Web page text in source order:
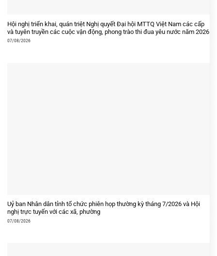
Hội nghị triển khai, quán triệt Nghị quyết Đại hội MTTQ Việt Nam các cấp
và tuyên truyền các cuộc vận động, phong trào thi đua yêu nước năm 2026
07/08/2026
Uỷ ban Nhân dân tỉnh tổ chức phiên họp thường kỳ tháng 7/2026 và Hội
nghị trực tuyến với các xã, phường
07/08/2026